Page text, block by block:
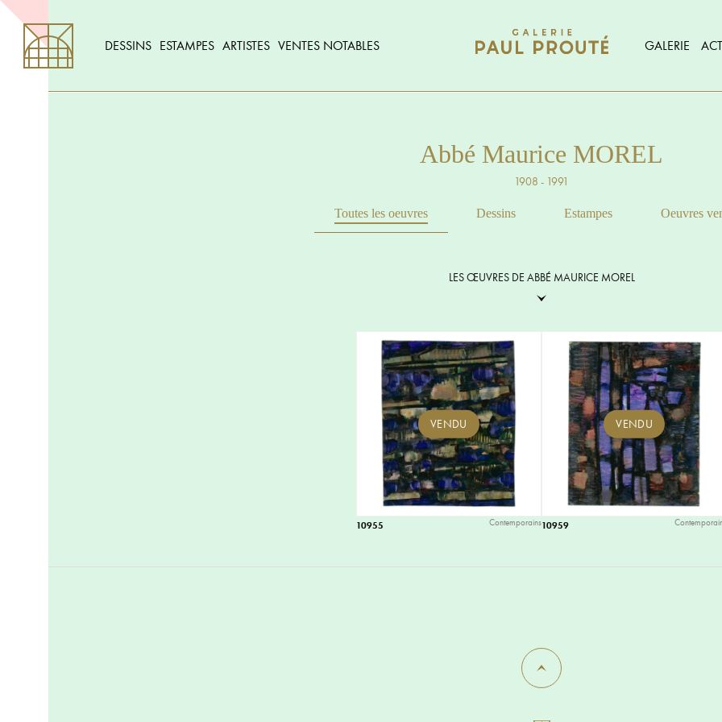
DESSINS ESTAMPES ARTISTES VENTES NOTABLES GALERIE
Abbé Maurice MOREL
1908 - 1991
Toutes les oeuvres Dessins Estampes Oeuvres
LES ŒUVRES DE ABBÉ MAURICE MOREL
VENDU
10955 Contemporains
VENDU
10959